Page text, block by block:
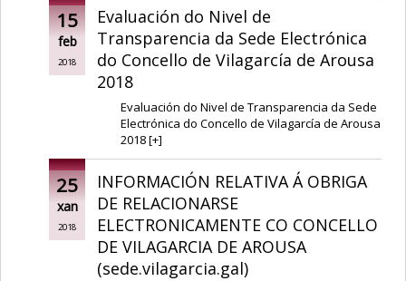
15
feb
2018
Evaluación do Nivel de
Transparencia da Sede Electrónica
do Concello de Vilagarcía de Arousa
2018
Evaluación do Nivel de Transparencia da Sede
Electrónica do Concello de Vilagarcía de Arousa
2018[+]
25
xan
2018
INFORMACIÓN RELATIVA Á OBRIGA
DE RELACIONARSE
ELECTRONICAMENTE CO CONCELLO
DE VILAGARCIA DE AROUSA
(sede.vilagarcia.gal)